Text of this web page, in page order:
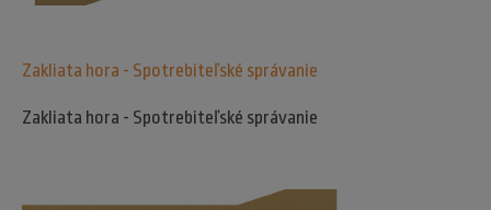
Zakliata hora - Spotrebiteľské správanie
Zakliata hora - Spotrebiteľské správanie